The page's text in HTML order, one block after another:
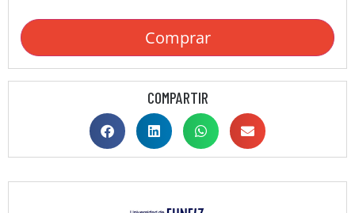
Comprar
COMPARTIR